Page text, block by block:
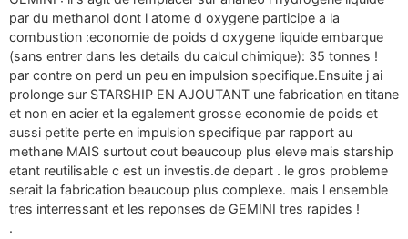
par du methanol dont l atome d oxygene participe a la
combustion :economie de poids d oxygene liquide embarque
(sans entrer dans les details du calcul chimique): 35 tonnes !
par contre on perd un peu en impulsion specifique.Ensuite j ai
prolonge sur STARSHIP EN AJOUTANT une fabrication en titane
et non en acier et la egalement grosse economie de poids et
aussi petite perte en impulsion specifique par rapport au
methane MAIS surtout cout beaucoup plus eleve mais starship
etant reutilisable c est un investis.de depart . le gros probleme
serait la fabrication beaucoup plus complexe. mais l ensemble
tres interressant et les reponses de GEMINI tres rapides !
.